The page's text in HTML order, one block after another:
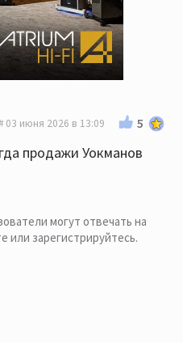
03 июня 2026 в 13:09 5
продажи Уокманов
могут отвечать на
или зарегистрируйтесь.